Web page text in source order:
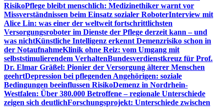
RisikoPflege bleibt menschlich: Medizinethiker warnt vor
Missverständnissen beim Einsatz sozialer RoboterInterview mit
Alice Lin: was einer der weltweit fortschrittlichsten
Versorgungsroboter im Dienste der Pflege derzeit kann – und
was nichtKünstliche Intelligenz erkennt Demenzrisiko schon in
der NotaufnahmeKlinik ohne Reiz: vom Umgang mit
selbststimulierendem VerhaltenBundesverdienstkreuz für Prof.
Dr. Elmar Gräßel: Pionier der Versorgung älterer Menschen
geehrtDepression bei pflegenden Angehörigen: soziale
Bedingungen beeinflussen RisikoDemenz in Nordrhein-
Westfalen: Über 380.000 Betroffene – regionale Unterschiede
zeigen sich deutlichForschungsprojekt: Unterschiede zwischen